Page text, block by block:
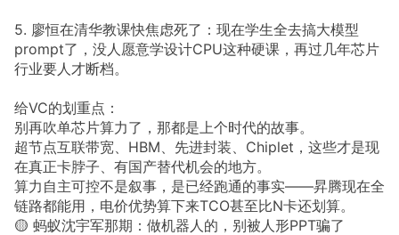
5. 廖恒在清华教课快焦虑死了：现在学生全去搞大模型
prompt了，没人愿意学设计CPU这种硬课，再过几年芯片
行业要人才断档。
给VC的划重点：
别再吹单芯片算力了，那都是上个时代的故事。
超节点互联带宽、HBM、先进封装、Chiplet，这些才是现
在真正卡脖子、有国产替代机会的地方。
算力自主可控不是叙事，是已经跑通的事实——昇腾现在全
链路都能用，电价优势算下来TCO甚至比N卡还划算。
🟡 蚂蚁沈宇军那期：做机器人的，别被人形PPT骗了